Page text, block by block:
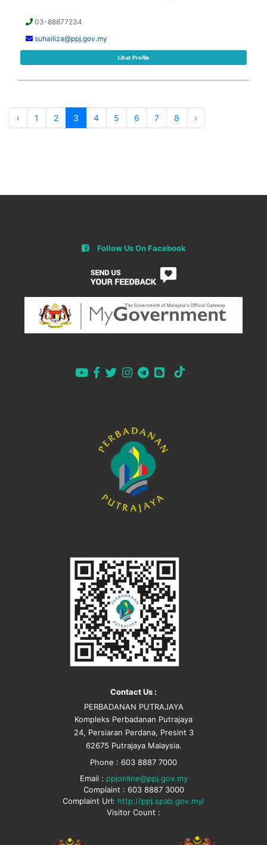
03-88877234
suhailiza@ppj.gov.my
Lihat Profile
‹ 1 2 3 4 5 6 7 8 ›
Follow Us On Facebook
Contact Us :
PERBADANAN PUTRAJAYA
Kompleks Perbadanan Putrajaya
24, Persiaran Perdana, Presint 3
62675 Putrajaya Malaysia.
Phone : 603 8887 7000
Email : ppjonline@ppj.gov.my
Complaint : 603 8887 3000
Complaint Url: http://ppj.spab.gov.my/
Visitor Count :